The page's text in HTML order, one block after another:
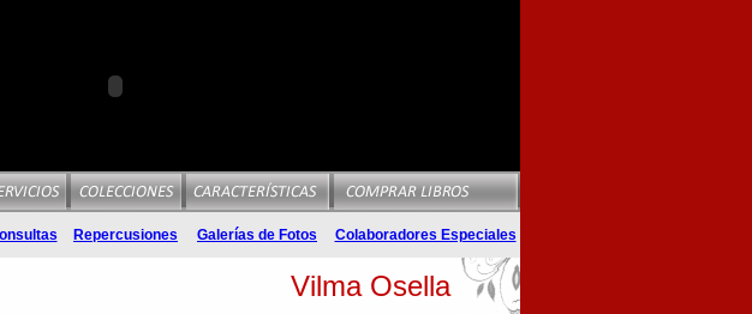
Repercusiones Galerías de Fotos Colaboradores Especiales
Vilma Osella